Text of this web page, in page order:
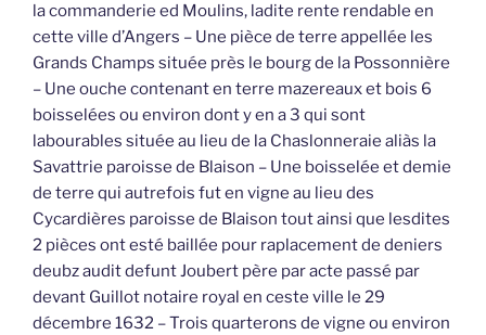
la commanderie ed Moulins, ladite rente rendable en
cette ville d’Angers – Une pièce de terre appellée les
Grands Champs située près le bourg de la Possonnière
– Une ouche contenant en terre mazereaux et bois 6
boisselées ou environ dont y en a 3 qui sont
labourables située au lieu de la Chaslonneraie aliàs la
Savattrie paroisse de Blaison – Une boisselée et demie
de terre qui autrefois fut en vigne au lieu des
Cycardières paroisse de Blaison tout ainsi que lesdites
2 pièces ont esté baillée pour raplacement de deniers
deubz audit defunt Joubert père par acte passé par
devant Guillot notaire royal en ceste ville le 29
décembre 1632 – Trois quarterons de vigne ou environ